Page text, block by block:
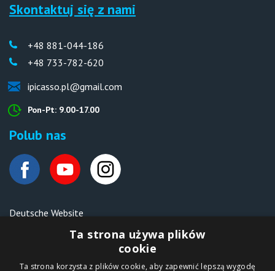
Skontaktuj się z nami
+48 881-044-186
+48 733-782-620
ipicasso.pl@gmail.com
Pon-Pt: 9.00-17.00
Polub nas
Deutsche Website
Malen nach Zahlen Ipicasso.de
Ta strona używa plików
cookie
Ta strona korzysta z plików cookie, aby zapewnić lepszą wygodę